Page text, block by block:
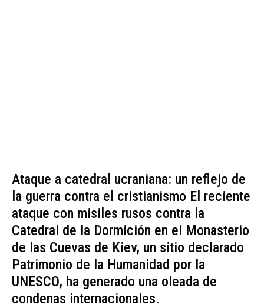
Ataque a catedral ucraniana: un reflejo de
la guerra contra el cristianismo El reciente
ataque con misiles rusos contra la
Catedral de la Dormición en el Monasterio
de las Cuevas de Kiev, un sitio declarado
Patrimonio de la Humanidad por la
UNESCO, ha generado una oleada de
condenas internacionales.